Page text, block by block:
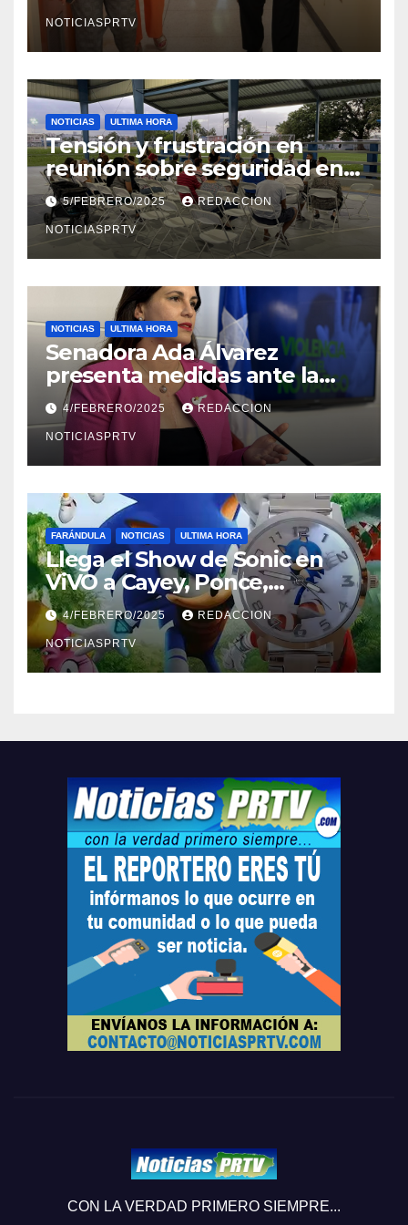
en Mayagüez
NOTICIASPRTV
NOTICIAS ULTIMA HORA
Tensión y frustración en
reunión sobre seguridad en
Reparto Metropolitano
5/FEBRERO/2025 REDACCION
NOTICIASPRTV
NOTICIAS ULTIMA HORA
Senadora Ada Álvarez
presenta medidas ante la
violencia en el noviazgo
4/FEBRERO/2025 REDACCION
NOTICIASPRTV
FARÁNDULA NOTICIAS ULTIMA HORA
Llega el Show de Sonic en
ViVO a Cayey, Ponce,
Barceloneta y Humacao,
Relojes gratis para el que
compre ahora….
4/FEBRERO/2025 REDACCION
NOTICIASPRTV
CON LA VERDAD PRIMERO SIEMPRE...